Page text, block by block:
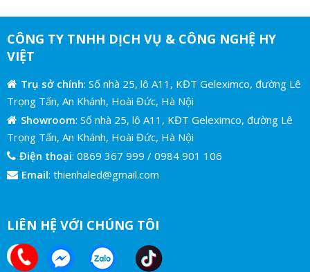
CÔNG TY TNHH DỊCH VỤ & CÔNG NGHỆ HY
VIỆT
Trụ sở chính: Số nhà 25, lô A11, KĐT Geleximco, đường Lê
Trọng Tấn, An Khánh, Hoài Đức, Hà Nội
Showroom: Số nhà 25, lô A11, KĐT Geleximco, đường Lê
Trọng Tấn, An Khánh, Hoài Đức, Hà Nội
Điện thoại: 0869 367 999 / 0984 901 106
Email: thienhaled@gmail.com
LIÊN HỆ VỚI CHÚNG TÔI